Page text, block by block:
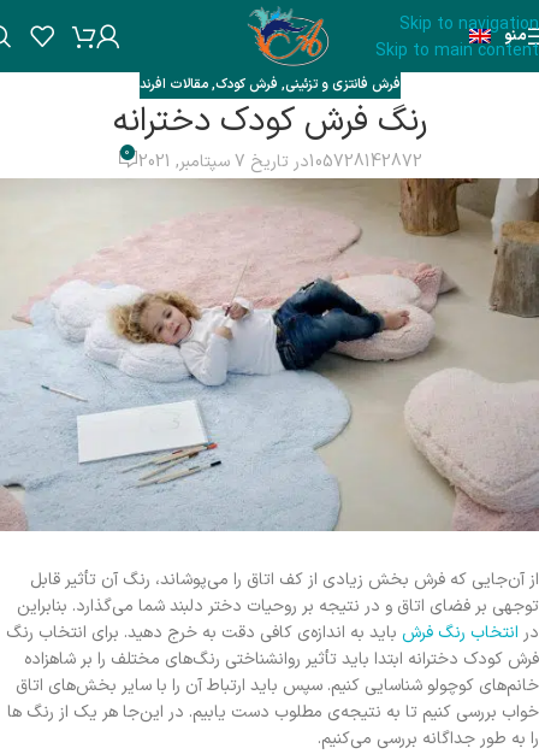
Skip to navigation
Skip to main content
منو
فرش فانتزی و تزئینی, فرش کودک,مقالات افرند
رنگ فرش کودک دخترانه
105728142872در تاریخ 7 سپتامبر, 2021 0
از آن‌جایی که فرش بخش زیادی از کف اتاق را می‌پوشاند، رنگ آن تأثیر قابل
توجهی بر فضای اتاق و در نتیجه بر روحیات دختر دلبند شما می‌گذارد. بنابراین
در انتخاب رنگ فرش باید به اندازه‌ی کافی دقت به خرج دهید. برای انتخاب رنگ
فرش کودک دخترانه ابتدا باید تأثیر روانشناختی رنگ‌های مختلف را بر شاهزاده
خانم‌های کوچولو شناسایی کنیم. سپس باید ارتباط آن را با سایر بخش‌های اتاق
خواب بررسی کنیم تا به نتیجه‌ی مطلوب دست یابیم. در این‌جا هر یک از رنگ ها
را به طور جداگانه بررسی می‌کنیم.